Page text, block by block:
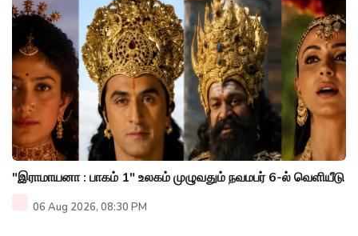
"இராமாயனா : பாகம் 1" உலகம் முழுவதும் நவமபர் 6-ல் வெளியீடு
06 Aug 2026, 08:30 PM